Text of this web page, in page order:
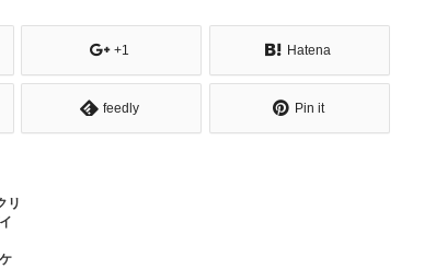
+1 Hatena
feedly Pin it
リ